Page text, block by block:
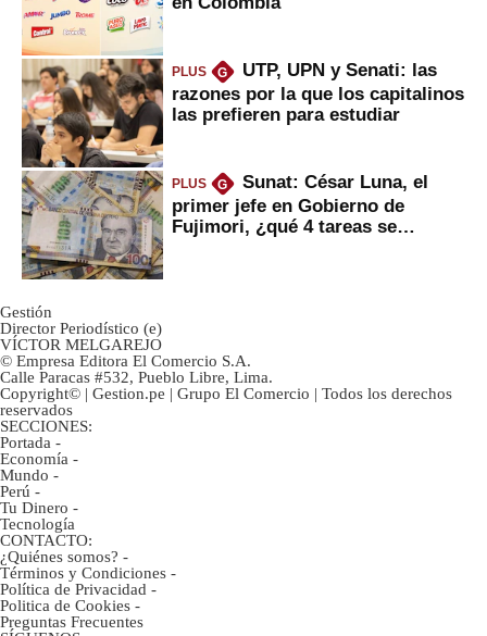
PLUS G
UTP, UPN y Senati: las
razones por la que los capitalinos
las prefieren para estudiar
PLUS G
Sunat: César Luna, el
primer jefe en Gobierno de
Fujimori, ¿qué 4 tareas se
Gestión
Director Periodístico (e)
VÍCTOR MELGAREJO
© Empresa Editora El Comercio S.A.
Calle Paracas #532, Pueblo Libre, Lima.
Copyright© | Gestion.pe | Grupo El Comercio | Todos los derechos
reservados
SECCIONES:
Portada -
Economía -
Mundo -
Perú -
Tu Dinero -
Tecnología
CONTACTO:
¿Quiénes somos? -
Términos y Condiciones -
Política de Privacidad -
Politica de Cookies -
Preguntas Frecuentes